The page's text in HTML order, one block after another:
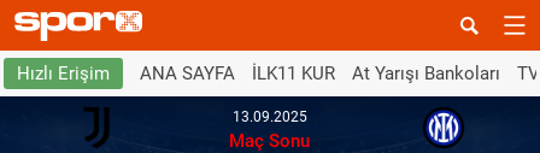
Hızlı Erişim ANA SAYFA İLK11 KUR At Yarışı Bankoları
13.09.2025
Maç Sonu